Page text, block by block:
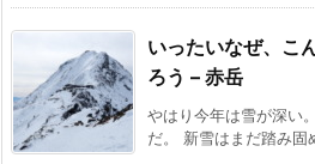
いったいなぜ、こ
ろう – 赤岳
やはり今年は雪が深い
だ。 新雪はまだ踏み固